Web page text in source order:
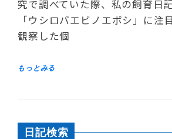
究で調べていた際、私の飼育日
「ウシロバエビノエボシ」に注
観察した個
日記検索